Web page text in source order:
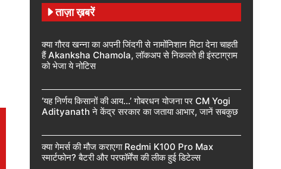
ताज़ा ख़बरें
क्या गौरव खन्ना का अपनी जिंदगी से नामोंनिशान मिटा देना चाहती
हैं Akanksha Chamola, लॉकअप से निकलते ही इंस्टाग्राम
को भेजा ये नोटिस
‘यह निर्णय किसानों की आय…’ गोबरधन योजना पर CM Yogi
Adityanath ने केंद्र सरकार का जताया आभार, जानें सबकुछ
क्या गेमर्स की मौज कराएगा Redmi K100 Pro Max
स्मार्टफोन? बैटरी और परफॉर्मेंस की लीक हुई डिटेल्स